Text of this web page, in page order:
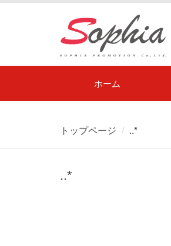
ホーム
トップページ ..*
..*